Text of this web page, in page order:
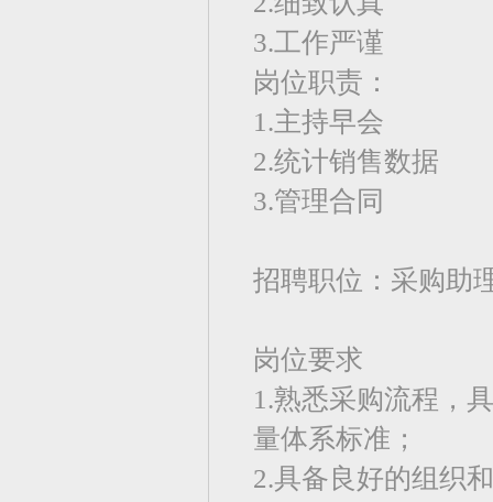
3.工作严谨
岗位职责：
1.主持早会
2.统计销售数据
3.管理合同
招聘职位：采购助
岗位要求
1.熟悉采购流程，
量体系标准；
2.具备良好的组织